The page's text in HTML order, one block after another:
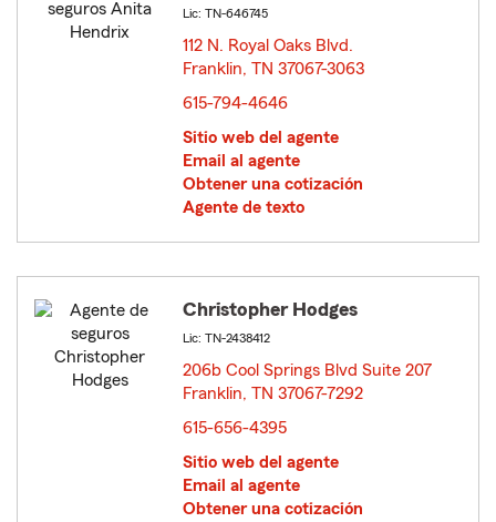
Lic: TN-646745
112 N. Royal Oaks Blvd.
Franklin, TN 37067-3063
615-794-4646
Sitio web del agente
Email al agente
Obtener una cotización
Agente de texto
Christopher Hodges
Lic: TN-2438412
206b Cool Springs Blvd Suite 207
Franklin, TN 37067-7292
615-656-4395
Sitio web del agente
Email al agente
Obtener una cotización